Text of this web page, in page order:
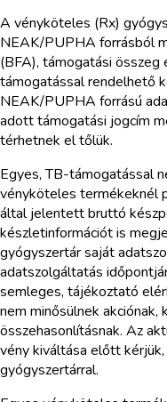
A vényköteles (Rx)
NEAK/PUPHA forrásból
(BFA), támogatási
támogatással rendelhető
NEAK/PUPHA forrású
adott támogatási jogcím
térhetnek el tőlük.
Egyes, TB-támogatással
vényköteles termékeknél
által jelentett bruttó
készletinformációt is
gyógyszertár saját
adatszolgáltatás
semleges, tájékoztató
nem minősülnek
összehasonlításnak. Az
vény kiváltása előtt
gyógyszertárral.